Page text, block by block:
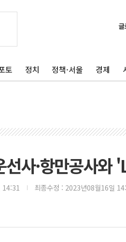
토 정치 정책·서울 경제
사·항만공사와
최종수정 : 2023년08월16일